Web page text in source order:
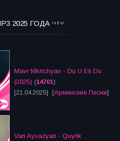
2025 ГОДА
Mavr Mkrtchyan - Du U Eli Du
(2025) (14701)
[21.04.2025] [Армянские Песни]
Van Ayvazyan - Quyrik